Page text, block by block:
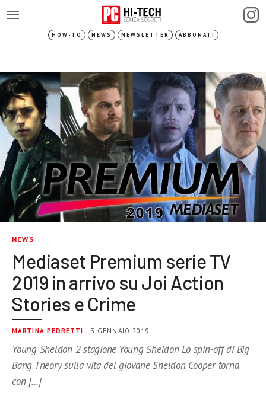
HOW-TO NEWS NEWSLETTER ABBONATI
NEWS
Mediaset Premium serie TV
2019 in arrivo su Joi Action
Stories e Crime
MARTINA PEDRETTI | 3 GENNAIO 2019
Young Sheldon 2 stagione Young Sheldon Lo spin-off di Big
Bang Theory sulla vita del giovane Sheldon Cooper torna
con […]